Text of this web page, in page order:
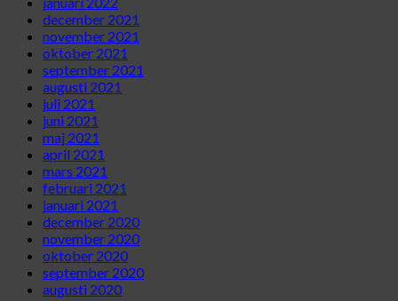
december 2021
november 2021
oktober 2021
september 2021
augusti 2021
juli 2021
juni 2021
maj 2021
april 2021
mars 2021
februari 2021
januari 2021
december 2020
november 2020
oktober 2020
september 2020
augusti 2020